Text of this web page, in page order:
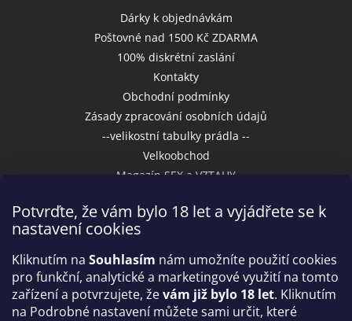
Potvrďte, že vám bylo 18 let a vyjádřete se k
nastavení cookies
Kliknutím na Souhlasím nám umožníte použití cookies
pro funkční, analytické a marketingové využití na tomto
zařízení a potvrzujete, ževám již bylo 18 let. Kliknutím
na Podrobné nastavení můžete sami určit, které
Dárky k objednávkám
Poštovné nad 1500 Kč ZDARMA
100% diskrétní zaslání
Kontakty
Obchodní podmínky
Zásady zpracování osobních údajů
--velikostní tabulky prádla --
Velkoobchod
Magazín SEX a VZTAHY
Přijímáme online platby